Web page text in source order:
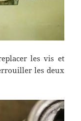
les vis et
les deux